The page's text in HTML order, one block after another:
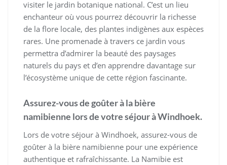
visiter le jardin botanique national. C’est un lieu
enchanteur où vous pourrez découvrir la richesse
de la flore locale, des plantes indigènes aux espèces
rares. Une promenade à travers ce jardin vous
permettra d’admirer la beauté des paysages
naturels du pays et d’en apprendre davantage sur
l’écosystème unique de cette région fascinante.
Assurez-vous de goûter à la bière
namibienne lors de votre séjour à Windhoek.
Lors de votre séjour à Windhoek, assurez-vous de
goûter à la bière namibienne pour une expérience
authentique et rafraîchissante. La Namibie est